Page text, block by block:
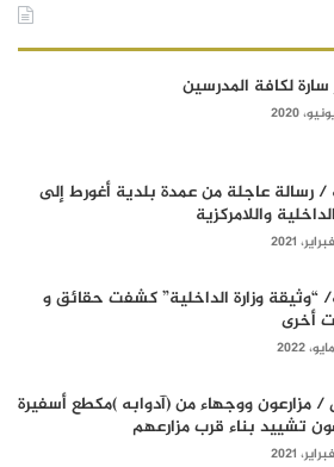
سارة لكافة المدرسين
/ رسالة عاجلة من عمدة بلدية أغورط إلى
واللامركزية
“وثيقة وزارة الداخلية” كشفت حقائق و
أخرى
/ مزارعون ووجهاء من (آدوابه )مكطع أسفيرة
تشييد بناء قرب مزارعهم